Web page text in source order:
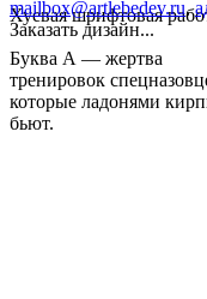
Хуевая шрифтовая
Буква А — жертва
тренировок
которые ладонями
бьют.
mailbox@artlebedev.ru,
Заказать дизайн...